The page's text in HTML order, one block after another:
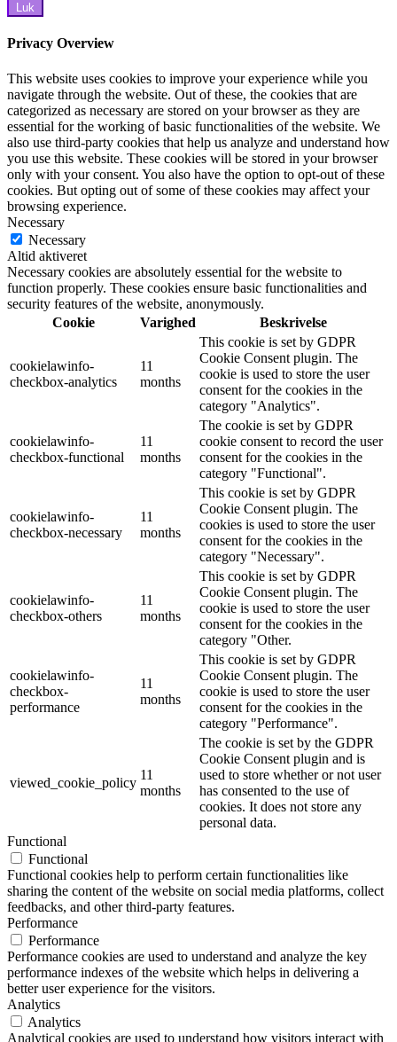
Luk
Privacy Overview
This website uses cookies to improve your experience while you
navigate through the website. Out of these, the cookies that are
categorized as necessary are stored on your browser as they are
essential for the working of basic functionalities of the website. We
also use third-party cookies that help us analyze and understand how
you use this website. These cookies will be stored in your browser
only with your consent. You also have the option to opt-out of these
cookies. But opting out of some of these cookies may affect your
browsing experience.
Necessary
Necessary
Altid aktiveret
Necessary cookies are absolutely essential for the website to
function properly. These cookies ensure basic functionalities and
security features of the website, anonymously.
Cookie
Varighed Beskrivelse
cookielawinfo-
checkbox-analytics
11
months
This cookie is set by GDPR
Cookie Consent plugin. The
cookie is used to store the user
consent for the cookies in the
category "Analytics".
cookielawinfo-
checkbox-functional
11
months
The cookie is set by GDPR
cookie consent to record the user
consent for the cookies in the
category "Functional".
cookielawinfo-
checkbox-necessary
11
months
This cookie is set by GDPR
Cookie Consent plugin. The
cookies is used to store the user
consent for the cookies in the
category "Necessary".
cookielawinfo-
checkbox-others
11
months
This cookie is set by GDPR
Cookie Consent plugin. The
cookie is used to store the user
consent for the cookies in the
category "Other.
cookielawinfo-
checkbox-
performance
11
months
This cookie is set by GDPR
Cookie Consent plugin. The
cookie is used to store the user
consent for the cookies in the
category "Performance".
viewed_cookie_policy
11
months
The cookie is set by the GDPR
Cookie Consent plugin and is
used to store whether or not user
has consented to the use of
cookies. It does not store any
personal data.
Functional
Functional
Functional cookies help to perform certain functionalities like
sharing the content of the website on social media platforms, collect
feedbacks, and other third-party features.
Performance
Performance
Performance cookies are used to understand and analyze the key
performance indexes of the website which helps in delivering a
better user experience for the visitors.
Analytics
Analytics
Analytical cookies are used to understand how visitors interact with